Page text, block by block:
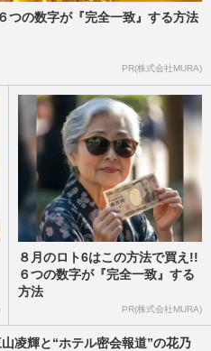
つの数字が『完全一致』する方法
PR(株式会社MURA)
８月のロト6はこの方法で買え!!
６つの数字が『完全一致』する
方法
PR(株式会社MURA)
凌輝と“ホテル密会報道”の花乃